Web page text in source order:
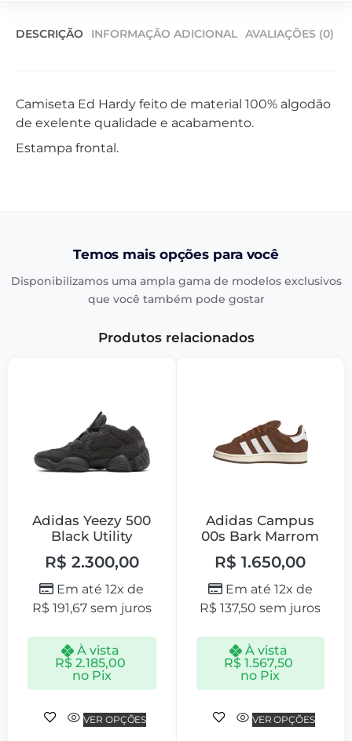
DESCRIÇÃO INFORMAÇÃO ADICIONAL AVALIAÇÕES (0)
Camiseta Ed Hardy feito de material 100% algodão
de exelente qualidade e acabamento.
Estampa frontal.
Temos mais opções para você
Disponibilizamos uma ampla gama de modelos exclusivos
que você também pode gostar
Produtos relacionados
Adidas Yeezy 500
Black Utility
R$ 2.300,00
Em até 12x de
R$ 191,67sem juros
À vista
R$2.185,00
no Pix
VER OPÇÕES
Adidas Campus
00s Bark Marrom
R$ 1.650,00
Em até 12x de
R$ 137,50 sem juros
À vista
R$ 1.567,50
no Pix
VER OPÇÕES